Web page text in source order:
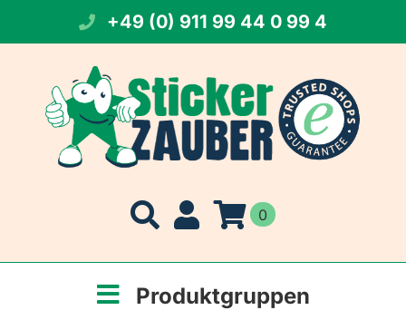
springen
+49 (0) 911 99 44 0 99 4
0
Produktgruppen